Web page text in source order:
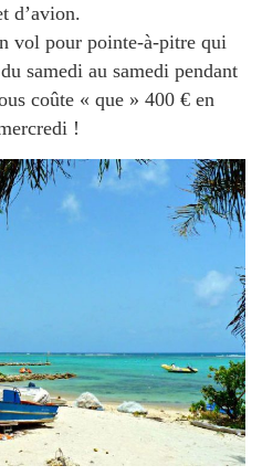
d’avion.
vol pour pointe-à-pitre qui
samedi au samedi pendant
coûte « que » 400 € en
!